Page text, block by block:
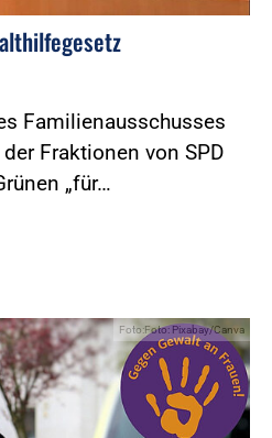
Familienausschusses
Fraktionen von SPD
„für…
Foto:Foto: Pixabay/Canva